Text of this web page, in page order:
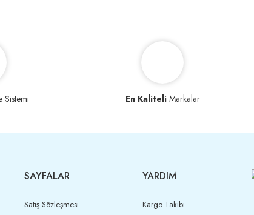
Sistemi En KaliteliMarkalar
SAYFALAR
Satış Sözleşmesi
YARDIM
Kargo Takibi